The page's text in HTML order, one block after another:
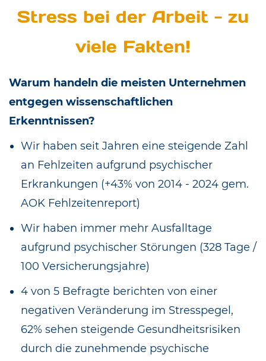
Stress bei der Arbeit - zu
viele Fakten!
Warum handeln die meisten Unternehmen
entgegen wissenschaftlichen
Erkenntnissen?
Wir haben seit Jahren eine steigende Zahl
an Fehlzeiten aufgrund psychischer
Erkrankungen (+43% von 2014 - 2024 gem.
AOK Fehlzeitenreport)
Wir haben immer mehr Ausfalltage
aufgrund psychischer Störungen (328 Tage /
100 Versicherungsjahre)
4 von 5 Befragte berichten von einer
negativen Veränderung im Stresspegel,
62% sehen steigende Gesundheitsrisiken
durch die zunehmende psychische